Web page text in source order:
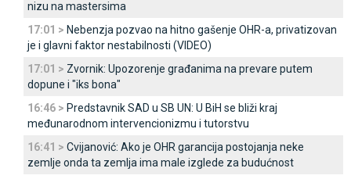
nizu na mastersima
17:01 > Nebenzja pozvao na hitno gašenje OHR-a, privatizovan
je i glavni faktor nestabilnosti (VIDEO)
17:01 > Zvornik: Upozorenje građanima na prevare putem
dopune i "iks bona"
16:46 > Predstavnik SAD u SB UN: U BiH se bliži kraj
međunarodnom intervencionizmu i tutorstvu
16:41 > Cvijanović: Ako je OHR garancija postojanja neke
zemlje onda ta zemlja ima male izglede za budućnost